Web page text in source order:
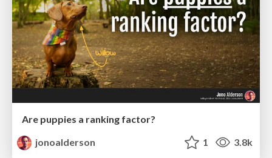
Are puppies a ranking factor?
jonoalderson
1 3.8k